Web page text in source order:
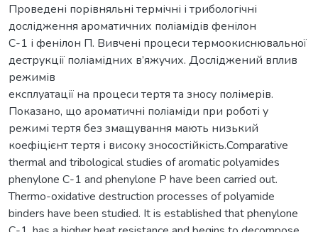
Проведені порівняльні термічні і трибологічні
дослідження ароматичних поліамідів фенілон
С-1 і фенілон П. Вивчені процеси термоокиснювальної
деструкції поліамідних в’яжучих. Досліджений вплив
режимів
експлуатації на процеси тертя та зносу полімерів.
Показано, що ароматичні поліаміди при роботі у
режимі тертя без змащування мають низький
коефіцієнт тертя і високу зносостійкість.Comparative
thermal and tribological studies of aromatic polyamides
phenylone C-1 and phenylone P have been carried out.
Thermo-oxidative destruction processes of polyamide
binders have been studied. It is established that phenylone